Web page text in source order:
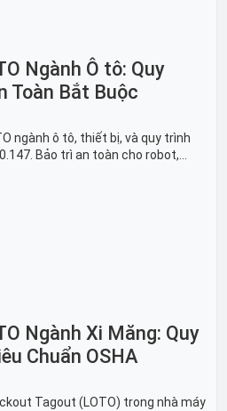
Ngành Ô tô: Quy
Toàn Bắt Buộc
ngành ô tô, thiết bị, và quy trình
Bảo trì an toàn cho robot,
Ngành Xi Măng: Quy
Chuẩn OSHA
Tagout (LOTO) trong nhà máy